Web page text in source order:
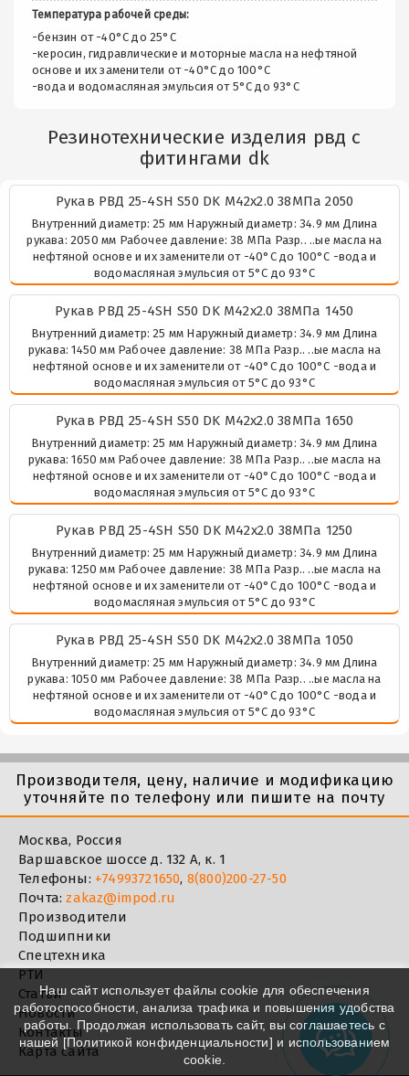
Температура рабочей среды:
-бензин от -40°C до 25°C
-керосин, гидравлические и моторные масла на нефтяной
основе и их заменители от -40°C до 100°C
-вода и водомасляная эмульсия от 5°C до 93°C
Резинотехнические изделия рвд с
фитингами dk
Рукав РВД 25-4SH S50 DK М42х2.0 38МПа 2050
Внутренний диаметр: 25 мм Наружный диаметр: 34.9 мм Длина
рукава: 2050 мм Рабочее давление: 38 МПа Разр.. ..ые масла на
нефтяной основе и их заменители от -40°C до 100°C -вода и
водомасляная эмульсия от 5°C до 93°C
Рукав РВД 25-4SH S50 DK М42х2.0 38МПа 1450
Внутренний диаметр: 25 мм Наружный диаметр: 34.9 мм Длина
рукава: 1450 мм Рабочее давление: 38 МПа Разр.. ..ые масла на
нефтяной основе и их заменители от -40°C до 100°C -вода и
водомасляная эмульсия от 5°C до 93°C
Рукав РВД 25-4SH S50 DK М42х2.0 38МПа 1650
Внутренний диаметр: 25 мм Наружный диаметр: 34.9 мм Длина
рукава: 1650 мм Рабочее давление: 38 МПа Разр.. ..ые масла на
нефтяной основе и их заменители от -40°C до 100°C -вода и
водомасляная эмульсия от 5°C до 93°C
Рукав РВД 25-4SH S50 DK М42х2.0 38МПа 1250
Внутренний диаметр: 25 мм Наружный диаметр: 34.9 мм Длина
рукава: 1250 мм Рабочее давление: 38 МПа Разр.. ..ые масла на
нефтяной основе и их заменители от -40°C до 100°C -вода и
водомасляная эмульсия от 5°C до 93°C
Рукав РВД 25-4SH S50 DK М42х2.0 38МПа 1050
Внутренний диаметр: 25 мм Наружный диаметр: 34.9 мм Длина
рукава: 1050 мм Рабочее давление: 38 МПа Разр.. ..ые масла на
нефтяной основе и их заменители от -40°C до 100°C -вода и
водомасляная эмульсия от 5°C до 93°C
Производителя, цену, наличие и модификацию
уточняйте по телефону или пишите на почту
Москва, Россия
Варшавское шоссе д. 132 А, к. 1
Телефоны: +74993721650, 8(800)200-27-50
Почта:zakaz@impod.ru
Производители
Подшипники
Спецтехника
РТИ
Статьи
Новости
Контакты
Карта сайта
Наш сайт использует файлы cookie для обеспечения
работоспособности, анализа трафика и повышения удобства
работы. Продолжая использовать сайт, вы соглашаетесь с
нашей [Политикой конфиденциальности] и использованием
cookie.